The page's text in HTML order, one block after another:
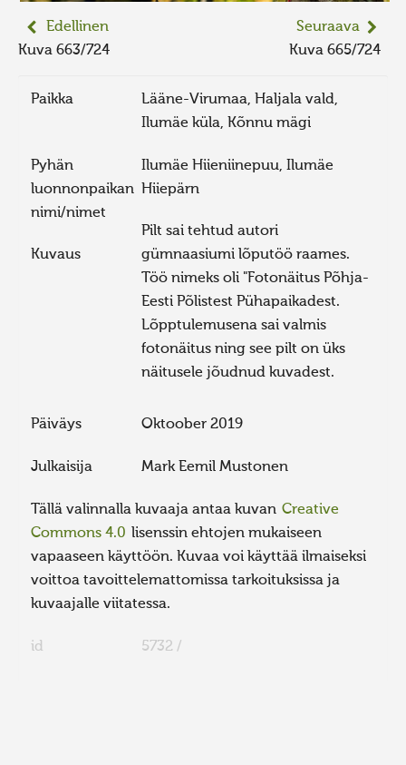
Edellinen
Kuva 663/724
Seuraava
Kuva 665/724
Paikka
Lääne-Virumaa, Haljala vald,
Ilumäe küla, Kõnnu mägi
Pyhän
luonnonpaikan
nimi/nimet
Ilumäe Hiieniinepuu, Ilumäe
Hiiepärn
Kuvaus
Pilt sai tehtud autori
gümnaasiumi lõputöö raames.
Töö nimeks oli "Fotonäitus Põhja-
Eesti Põlistest Pühapaikadest.
Lõpptulemusena sai valmis
fotonäitus ning see pilt on üks
näitusele jõudnud kuvadest.
Päiväys Oktoober 2019
Julkaisija Mark Eemil Mustonen
Tällä valinnalla kuvaaja antaa kuvan Creative
Commons 4.0 lisenssin ehtojen mukaiseen
vapaaseen käyttöön. Kuvaa voi käyttää ilmaiseksi
voittoa tavoittelemattomissa tarkoituksissa ja
kuvaajalle viitatessa.
id 5732 /